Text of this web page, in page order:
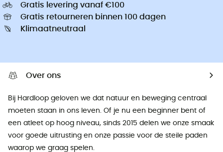
Gratis levering vanaf €100
Gratis retourneren binnen 100 dagen
Klimaatneutraal
Over ons
Bij Hardloop geloven we dat natuur en beweging centraal
moeten staan ​​in ons leven. Of je nu een beginner bent of
een atleet op hoog niveau, sinds 2015 delen we onze smaak
voor goede uitrusting en onze passie voor de steile paden
waarop we graag spelen.